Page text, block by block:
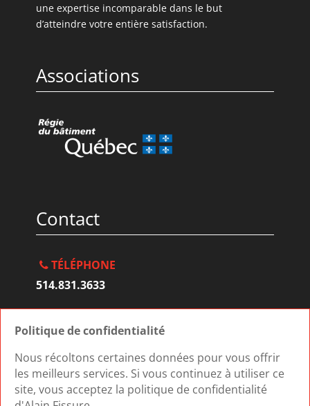
une expertise incomparable dans le but
d’atteindre votre entière satisfaction.
Associations
Contact
TÉLÉPHONE
514.831.3633
2881 rue Séguin, Mascouche QC J7K 3A9
Conception site webMedialogue © 2026 |
Politique de confidentialité
Nous récoltons certaines données pour vous offrir
les meilleurs services. Si vous continuez à utiliser ce
site, vous acceptez la politique de confidentialité